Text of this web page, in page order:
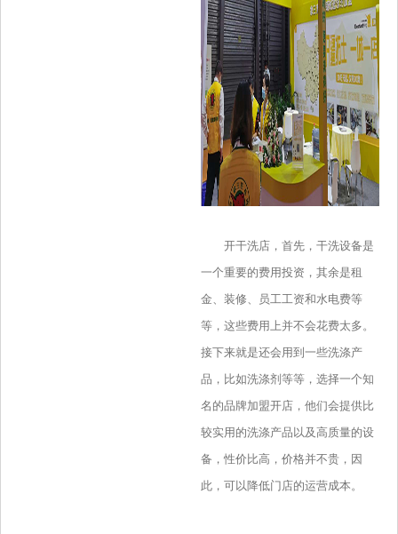
开干洗店，首先，干洗设备是
一个重要的费用投资，其余是租
金、装修、员工工资和水电费等
等，这些费用上并不会花费太多。
接下来就是还会用到一些洗涤产
品，比如洗涤剂等等，选择一个知
名的品牌加盟开店，他们会提供比
较实用的洗涤产品以及高质量的设
备，性价比高，价格并不贵，因
此，可以降低门店的运营成本。